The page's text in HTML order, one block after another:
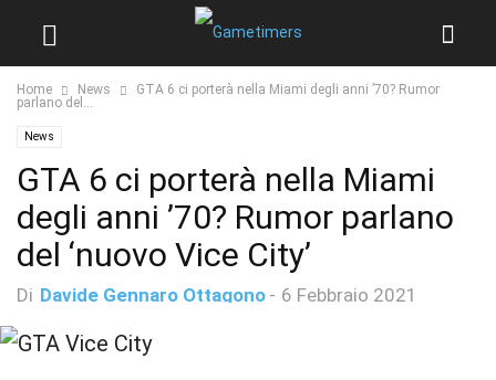
Home News
GTA 6 ci porterà nella Miami degli anni ’70? Rumor
parlano del...
News
GTA 6 ci porterà nella Miami
degli anni ’70? Rumor parlano
del ‘nuovo Vice City’
Di Davide Gennaro Ottagono - 6 Febbraio 2021